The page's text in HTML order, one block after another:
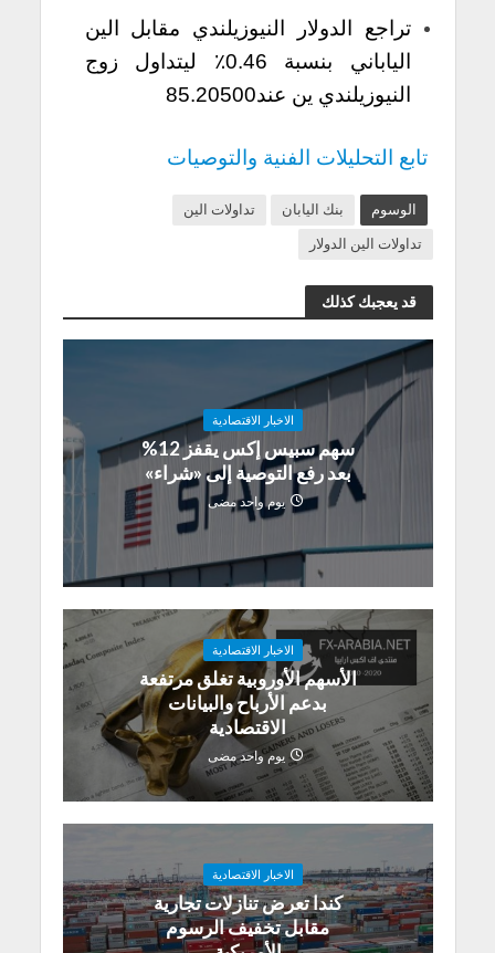
تراجع الدولار النيوزيلندي مقابل الين
الياباني بنسبة 0.46٪ ليتداول زوج
النيوزيلندي ين عند85.20500
تابع التحليلات الفنية والتوصيات
الوسوم بنك اليابان
تداولات الين
تداولات الين الدولار
قد يعجبك كذلك
الاخبار الاقتصادية
سهم سبيس إكس يقفز 12%
بعد رفع التوصية إلى «شراء»
يوم واحد مضى
الاخبار الاقتصادية
الأسهم الأوروبية تغلق مرتفعة
بدعم الأرباح والبيانات
الاقتصادية
يوم واحد مضى
الاخبار الاقتصادية
كندا تعرض تنازلات تجارية
مقابل تخفيف الرسوم